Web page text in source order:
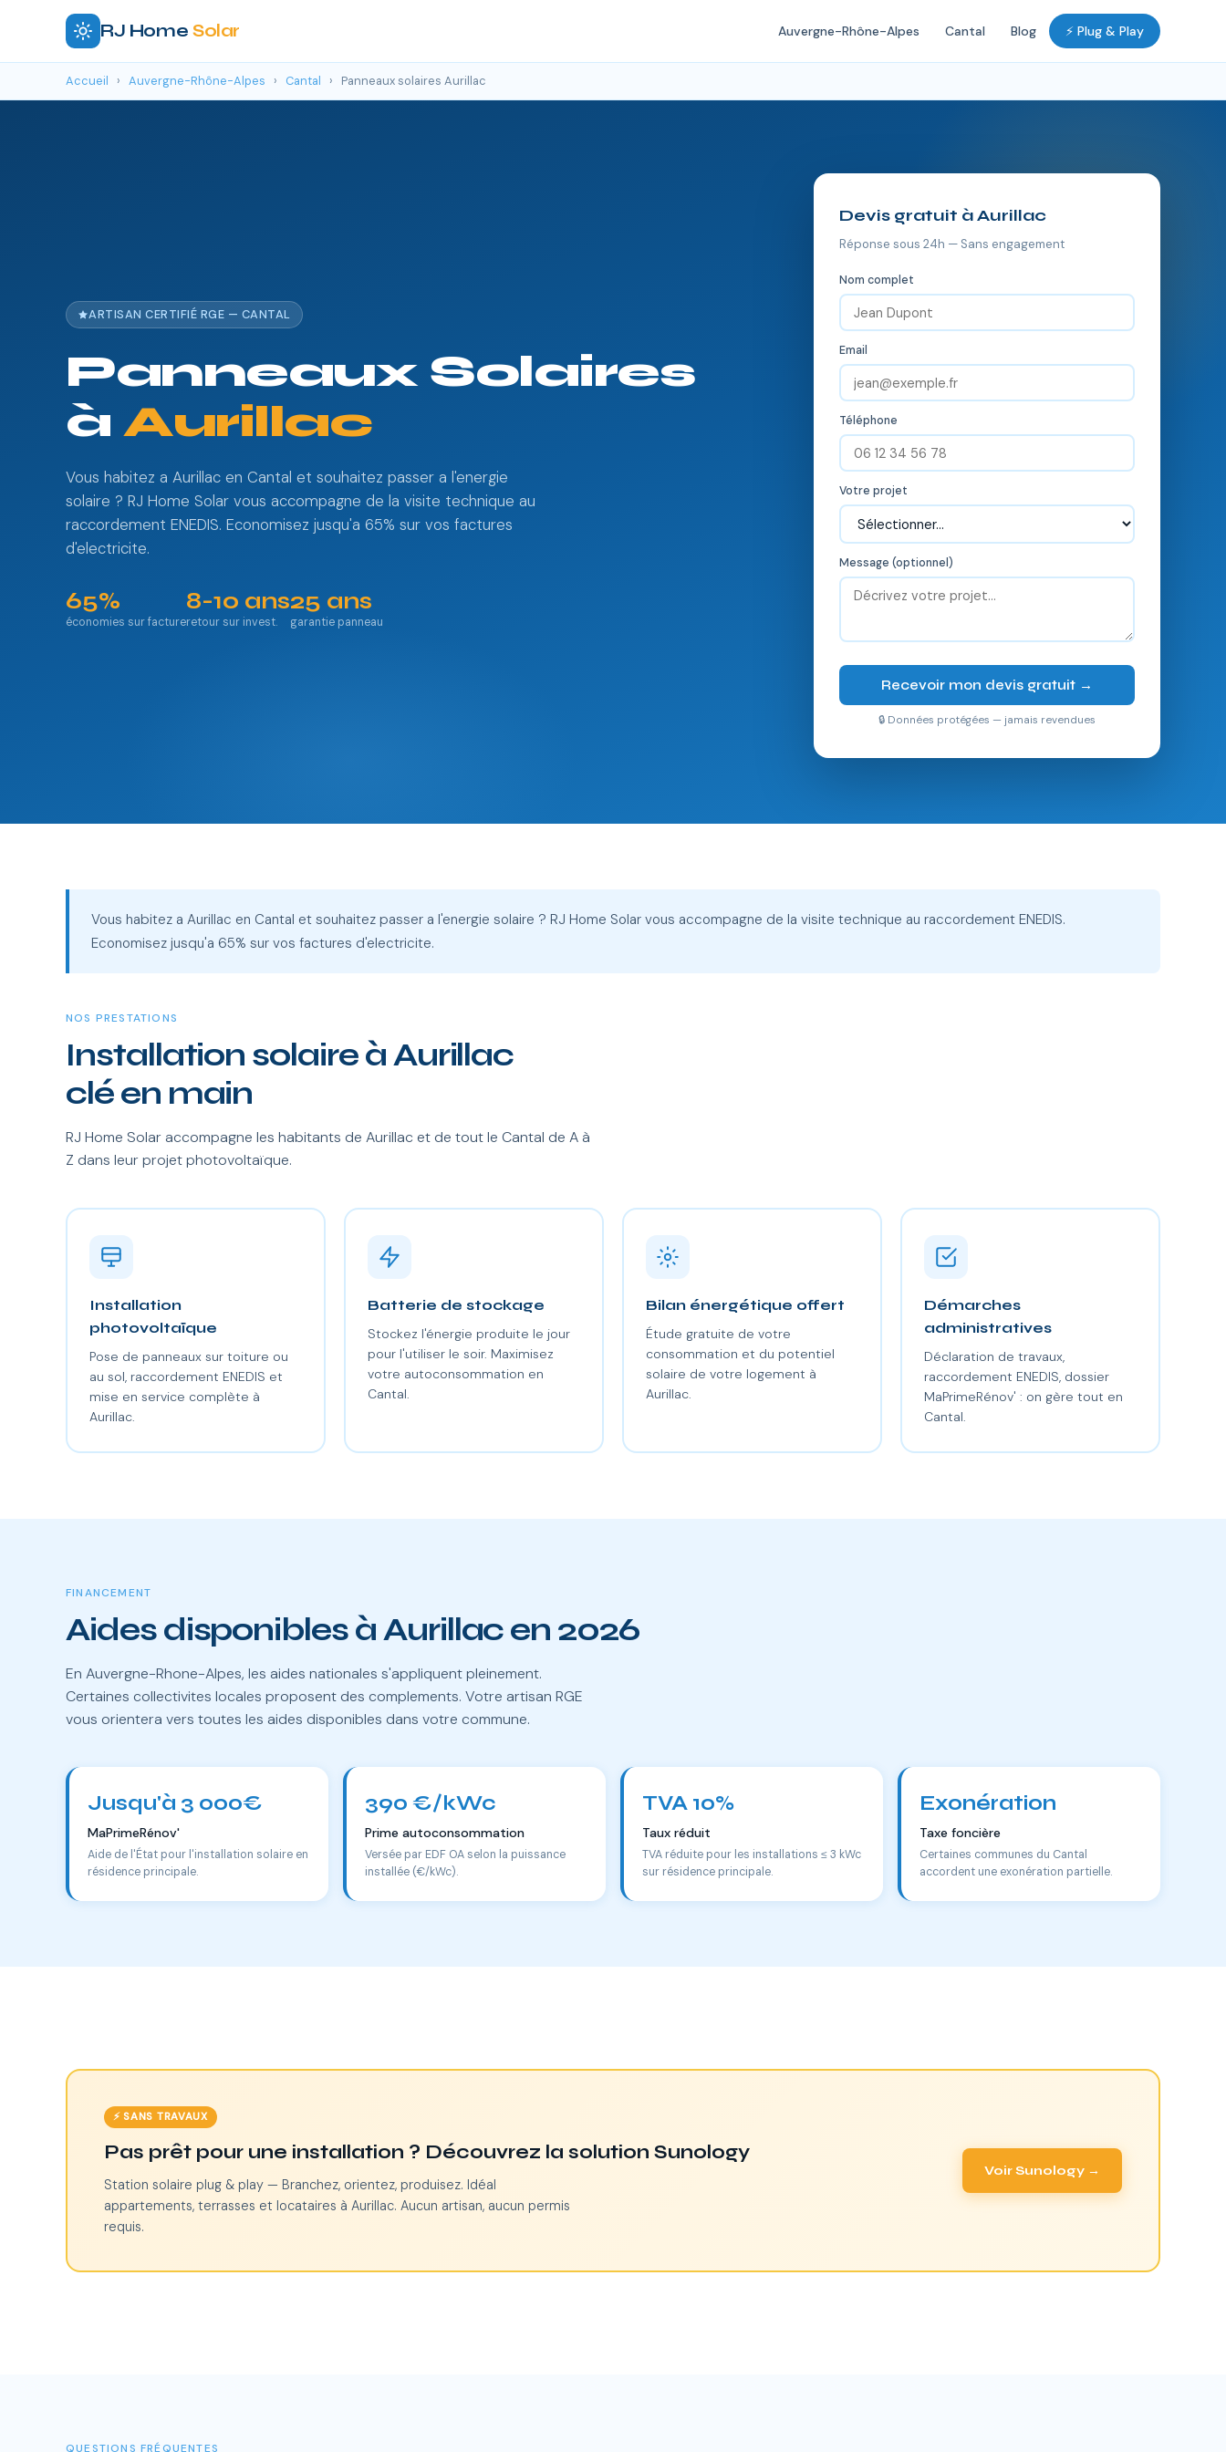
RJ Home Solar Auvergne-Rhône-Alpes Cantal Blog ⚡ Plug & Play
Accueil › Auvergne-Rhône-Alpes › Cantal › Panneaux solaires Aurillac
ARTISAN CERTIFIÉ RGE — CANTAL
Panneaux Solaires
àAurillac
Vous habitez a Aurillac en Cantal et souhaitez passer a l'energie
solaire ? RJ Home Solar vous accompagne de la visite technique au
raccordement ENEDIS. Economisez jusqu'a 65% sur vos factures
d'electricite.
65%
économies sur facture
8-10 ans
retour sur invest.
25 ans
garantie panneau
Devis gratuit à Aurillac
Réponse sous 24h — Sans engagement
Nom complet
Email
Téléphone
Votre projet
Message (optionnel)
Recevoir mon devis gratuit →
🔒 Données protégées — jamais revendues
Vous habitez a Aurillac en Cantal et souhaitez passer a l'energie solaire ? RJ Home Solar vous accompagne de la visite technique au raccordement ENEDIS.
Economisez jusqu'a 65% sur vos factures d'electricite.
NOS PRESTATIONS
Installation solaire à Aurillac
clé en main
RJ Home Solar accompagne les habitants de Aurillac et de tout le Cantal de A à
Z dans leur projet photovoltaïque.
Installation
photovoltaïque
Pose de panneaux sur toiture ou
au sol, raccordement ENEDIS et
mise en service complète à
Aurillac.
Batterie de stockage
Stockez l'énergie produite le jour
pour l'utiliser le soir. Maximisez
votre autoconsommation en
Cantal.
Bilan énergétique offert
Étude gratuite de votre
consommation et du potentiel
solaire de votre logement à
Aurillac.
Démarches
administratives
Déclaration de travaux,
raccordement ENEDIS, dossier
MaPrimeRénov' : on gère tout en
Cantal.
FINANCEMENT
Aides disponibles à Aurillac en 2026
En Auvergne-Rhone-Alpes, les aides nationales s'appliquent pleinement.
Certaines collectivites locales proposent des complements. Votre artisan RGE
vous orientera vers toutes les aides disponibles dans votre commune.
Jusqu'à 3 000€
MaPrimeRénov'
Aide de l'État pour l'installation solaire en
résidence principale.
390 €/kWc
Prime autoconsommation
Versée par EDF OA selon la puissance
installée (€/kWc).
TVA 10%
Taux réduit
TVA réduite pour les installations ≤ 3 kWc
sur résidence principale.
Exonération
Taxe foncière
Certaines communes du Cantal
accordent une exonération partielle.
⚡ SANS TRAVAUX
Pas prêt pour une installation ? Découvrez la solution Sunology
Station solaire plug & play — Branchez, orientez, produisez. Idéal
appartements, terrasses et locataires à Aurillac. Aucun artisan, aucun permis
requis.
Voir Sunology →
QUESTIONS FRÉQUENTES